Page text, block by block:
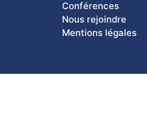
Conférences
Nous rejoindre
Mentions légales